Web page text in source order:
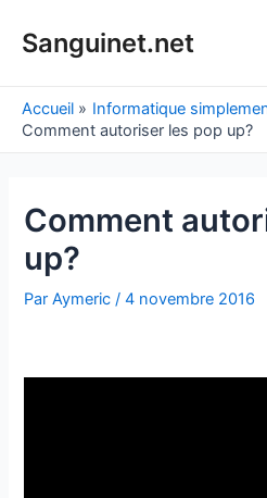
Sanguinet.net
Accueil
Informatique
Comment autoriser les pop up?
Comment
up?
ParAymeric/4 novembre 2016